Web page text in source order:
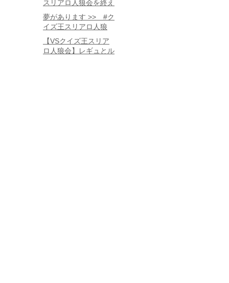
スリアロ人狼会を終え
て
夢があります >> #ク
イズ王スリアロ人狼
会 でつぶやこう！！
【VSクイズ王スリア
ロ人狼会】レギュとル